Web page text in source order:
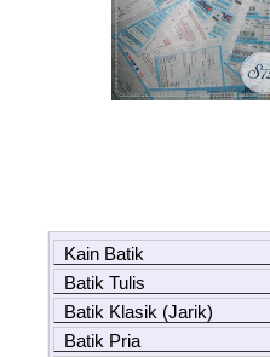
Kain Batik
Batik Tulis
Batik Klasik (Jarik)
Batik Pria